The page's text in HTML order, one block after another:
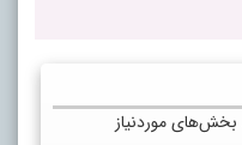
بخش‌های موردنیاز